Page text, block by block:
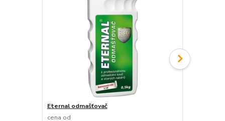
Eternal odmašťovač
cena od